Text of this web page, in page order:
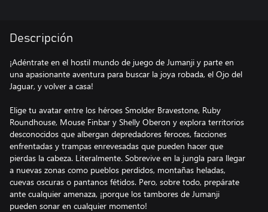
Descripción
¡Adéntrate en el hostil mundo de juego de Jumanji y parte en
una apasionante aventura para buscar la joya robada, el Ojo del
Jaguar, y volver a casa!
Elige tu avatar entre los héroes Smolder Bravestone, Ruby
Roundhouse, Mouse Finbar y Shelly Oberon y explora territorios
desconocidos que albergan depredadores feroces, facciones
enfrentadas y trampas enrevesadas que pueden hacer que
pierdas la cabeza. Literalmente. Sobrevive en la jungla para llegar
a nuevas zonas como pueblos perdidos, montañas heladas,
cuevas oscuras o pantanos fétidos. Pero, sobre todo, prepárate
ante cualquier amenaza, ¡porque los tambores de Jumanji
pueden sonar en cualquier momento!